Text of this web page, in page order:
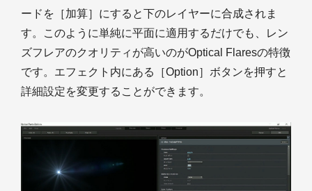
ードを［加算］にすると下のレイヤーに合成されま
す。このように単純に平面に適用するだけでも、レン
ズフレアのクオリティが高いのがOptical Flaresの特徴
です。エフェクト内にある［Option］ボタンを押すと
詳細設定を変更することができます。